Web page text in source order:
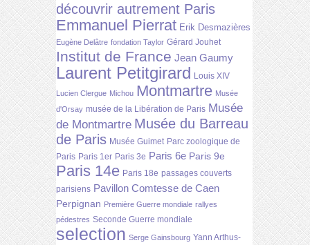
découvrir autrement Paris
Emmanuel Pierrat Erik Desmazières
Eugène Delâtre fondation Taylor Gérard Jouhet
Institut de France Jean Gaumy
Laurent Petitgirard Louis XIV
Lucien Clergue Michou Montmartre Musée
d'Orsay musée de la Libération de Paris Musée
de Montmartre Musée du Barreau
de Paris Musée Guimet Parc zoologique de
Paris Paris 1er Paris 3e Paris 6e Paris 9e
Paris 14e Paris 18e passages couverts
parisiens Pavillon Comtesse de Caen
Perpignan Première Guerre mondiale rallyes
pédestres Seconde Guerre mondiale
selection Serge Gainsbourg Yann Arthus-